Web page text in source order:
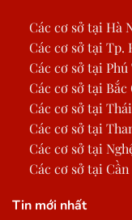
Các cơ sở tại Hà
Các cơ sở tại Tp.
Các cơ sở tại Phú
Các cơ sở tại Bắc
Các cơ sở tại
Các cơ sở tại
Các cơ sở tại
Các cơ sở tại
Tin mới nhất